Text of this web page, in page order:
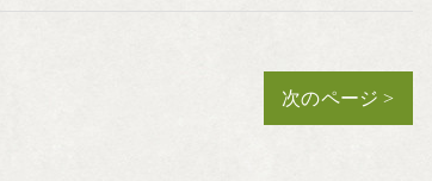
次のページ >